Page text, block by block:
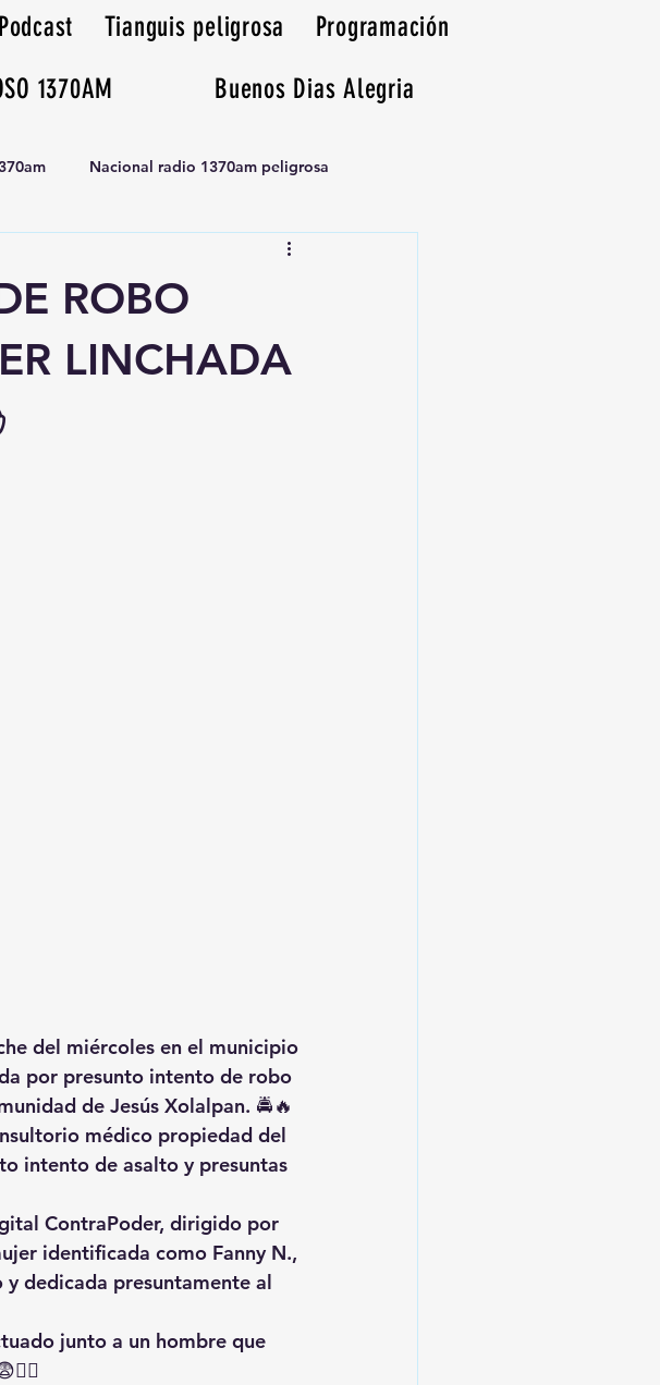
Podcast Tianguis peligrosa
Programación
1370AM Buenos Dias Alegria
Nacional radio 1370am peligrosa
ROBO
LINCHADA
del miércoles en el municipio
por presunto intento de robo
de Jesús Xolalpan. 🚔🔥
médico propiedad del
intento de asalto y presuntas
ContraPoder, dirigido por
identificada como Fanny N.,
dedicada presuntamente al
junto a un hombre que